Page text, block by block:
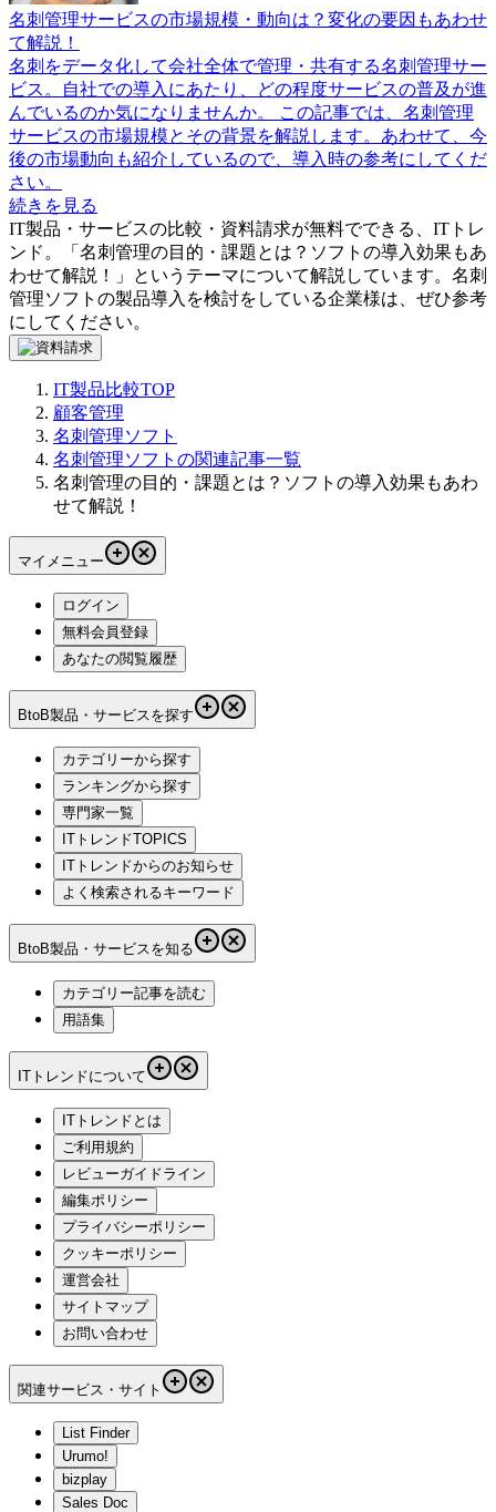
名刺管理サービスの市場規模・動向は？変化の要因もあわせ
て解説！
名刺をデータ化して会社全体で管理・共有する名刺管理サー
ビス。自社での導入にあたり、どの程度サービスの普及が進
んでいるのか気になりませんか。 この記事では、名刺管理
サービスの市場規模とその背景を解説します。あわせて、今
後の市場動向も紹介しているので、導入時の参考にしてくだ
さい。
続きを見る
IT製品・サービスの比較・資料請求が無料でできる、ITトレ
ンド。「 名刺管理の目的・課題とは？ソフトの導入効果もあ
わせて解説！
」というテーマについて解説しています。 名刺
管理ソフト の製品導入を検討をしている企業様は、ぜひ参考
にしてください。
IT製品比較TOP
顧客管理
名刺管理ソフト
名刺管理ソフトの関連記事一覧
名刺管理の目的・課題とは？ソフトの導入効果もあわ
せて解説！
マイメニュー
ログイン
無料会員登録
あなたの閲覧履歴
BtoB製品・サービスを探す
カテゴリーから探す
ランキングから探す
専門家一覧
ITトレンドTOPICS
ITトレンドからのお知らせ
よく検索されるキーワード
BtoB製品・サービスを知る
カテゴリー記事を読む
用語集
ITトレンドについて
ITトレンドとは
ご利用規約
レビューガイドライン
編集ポリシー
プライバシーポリシー
クッキーポリシー
運営会社
サイトマップ
お問い合わせ
関連サービス・サイト
List Finder
Urumo!
bizplay
Sales Doc